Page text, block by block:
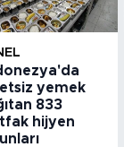
yemek
833
hijyen